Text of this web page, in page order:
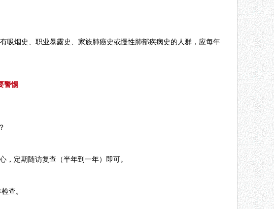
吸烟史、职业暴露史、家族肺癌史或慢性肺部疾病史的人群，应每年
警惕
，定期随访复查（半年到一年）即可。
查。